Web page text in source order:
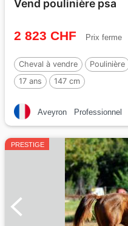
Vend poulinière psa
2 823 CHF Prix ferme
Cheval à vendre Poulinière
17 ans
147 cm
Aveyron Professionnel
PRESTIGE